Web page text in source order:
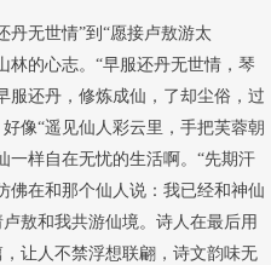
丹无世情”到“愿接卢敖游太
林的心志。“早服还丹无世情，琴
服还丹，修炼成仙，了却尘俗，过
像“遥见仙人彩云里，手把芙蓉朝
一样自在无忧的生活啊。“先期汗
佛在和那个仙人说：我已经和神仙
敖和我共游仙境。诗人在最后用
让人不禁浮想联翩，诗文韵味无